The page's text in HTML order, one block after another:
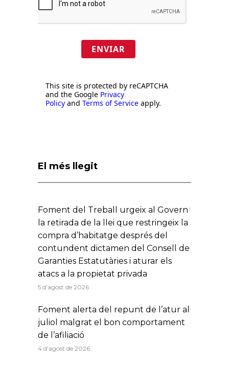
ENVIAR
This site is protected by reCAPTCHA
and the Google Privacy
Policy and Terms of Service apply.
El més llegit
Foment del Treball urgeix al Govern
la retirada de la llei que restringeix la
compra d’habitatge després del
contundent dictamen del Consell de
Garanties Estatutàries i aturar els
atacs a la propietat privada
5 d'agost de 2026
Foment alerta del repunt de l’atur al
juliol malgrat el bon comportament
de l’afiliació
4 d'agost de 2026